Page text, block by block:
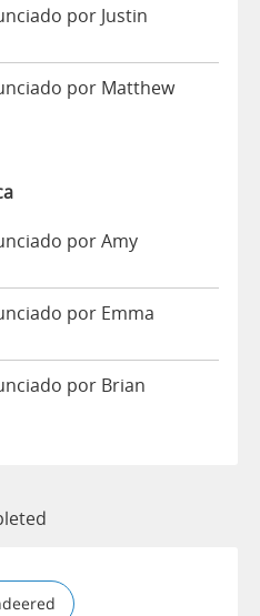
por Justin
por Matthew
por Amy
por Emma
por Brian